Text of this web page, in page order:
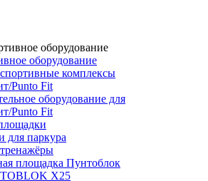
оборудование
комплексы
Punto Fit
оборудование для
Punto Fit
для паркура
площадка Пунтоблок
X25